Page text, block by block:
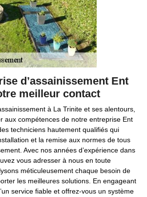
d’assainissement Ent
meilleur contact
à La Trinite et ses alentours,
aux compétences de notre entreprise Ent
techniciens hautement qualifiés qui
et la remise aux normes de tous
Avec nos années d’expérience dans
vous adresser à nous en toute
méticuleusement chaque besoin de
les meilleures solutions. En engageant
service fiable et offrez-vous un système